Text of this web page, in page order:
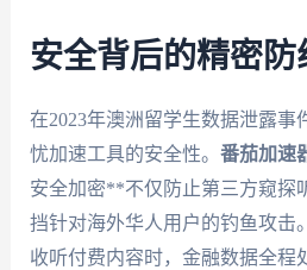
安全背后的精密
在2023年澳洲留学生数据泄露事
忧加速工具的安全性。 番茄加速
安全加密**不仅防止第三方窥探
挡针对海外华人用户的钓鱼攻击
收听付费内容时，金融数据全程